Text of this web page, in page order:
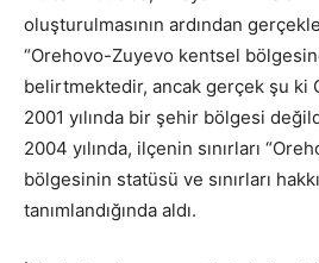
oluşturulmasının ardından
“Orehovo-Zuyevo kentsel
belirtmektedir, ancak gerçek şu ki
2001 yılında bir şehir bölgesi
2004 yılında, ilçenin sınırları
bölgesinin statüsü ve sınırları
tanımlandığında aldı.